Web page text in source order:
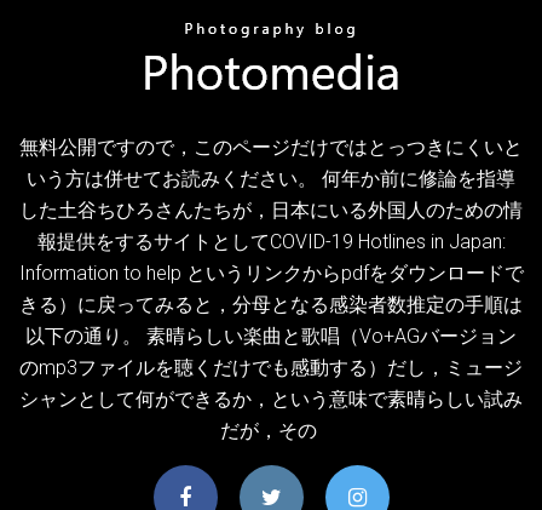
無料公開ですので，このページだけではとっつきにくいと
いう方は併せてお読みください。 何年か前に修論を指導
した土谷ちひろさんたちが，日本にいる外国人のための情
報提供をするサイトとしてCOVID-19 Hotlines in Japan:
Information to help というリンクからpdfをダウンロードで
きる）に戻ってみると，分母となる感染者数推定の手順は
以下の通り。 素晴らしい楽曲と歌唱（Vo+AGバージョン
のmp3ファイルを聴くだけでも感動する）だし，ミュージ
シャンとして何ができるか，という意味で素晴らしい試み
だが，その